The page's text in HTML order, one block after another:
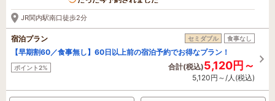
たった今予約されました
JR関内駅南口徒歩2分
宿泊プラン セミダブル 食事なし
【早期割60／食事無し】60日以上前の宿泊予約でお得なプラン！
ポイント2% 合計(税込)5,120円～
5,120円～/人(税込)